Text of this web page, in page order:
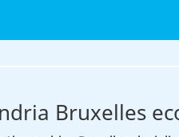
Bruxelles